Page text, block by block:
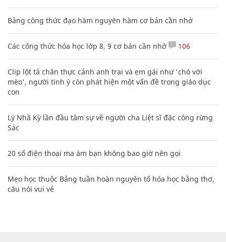
Bảng công thức đạo hàm nguyên hàm cơ bản cần nhớ
Các công thức hóa học lớp 8, 9 cơ bản cần nhớ 106
Clip lột tả chân thực cảnh anh trai và em gái như 'chó với
mèo', người tinh ý còn phát hiện một vấn đề trong giáo dục
con
Lý Nhã Kỳ lần đầu tâm sự về người cha Liệt sĩ đặc công rừng
Sác
20 số điện thoại ma ám bạn không bao giờ nên gọi
Mẹo học thuộc Bảng tuần hoàn nguyên tố hóa học bằng thơ,
câu nói vui vẻ